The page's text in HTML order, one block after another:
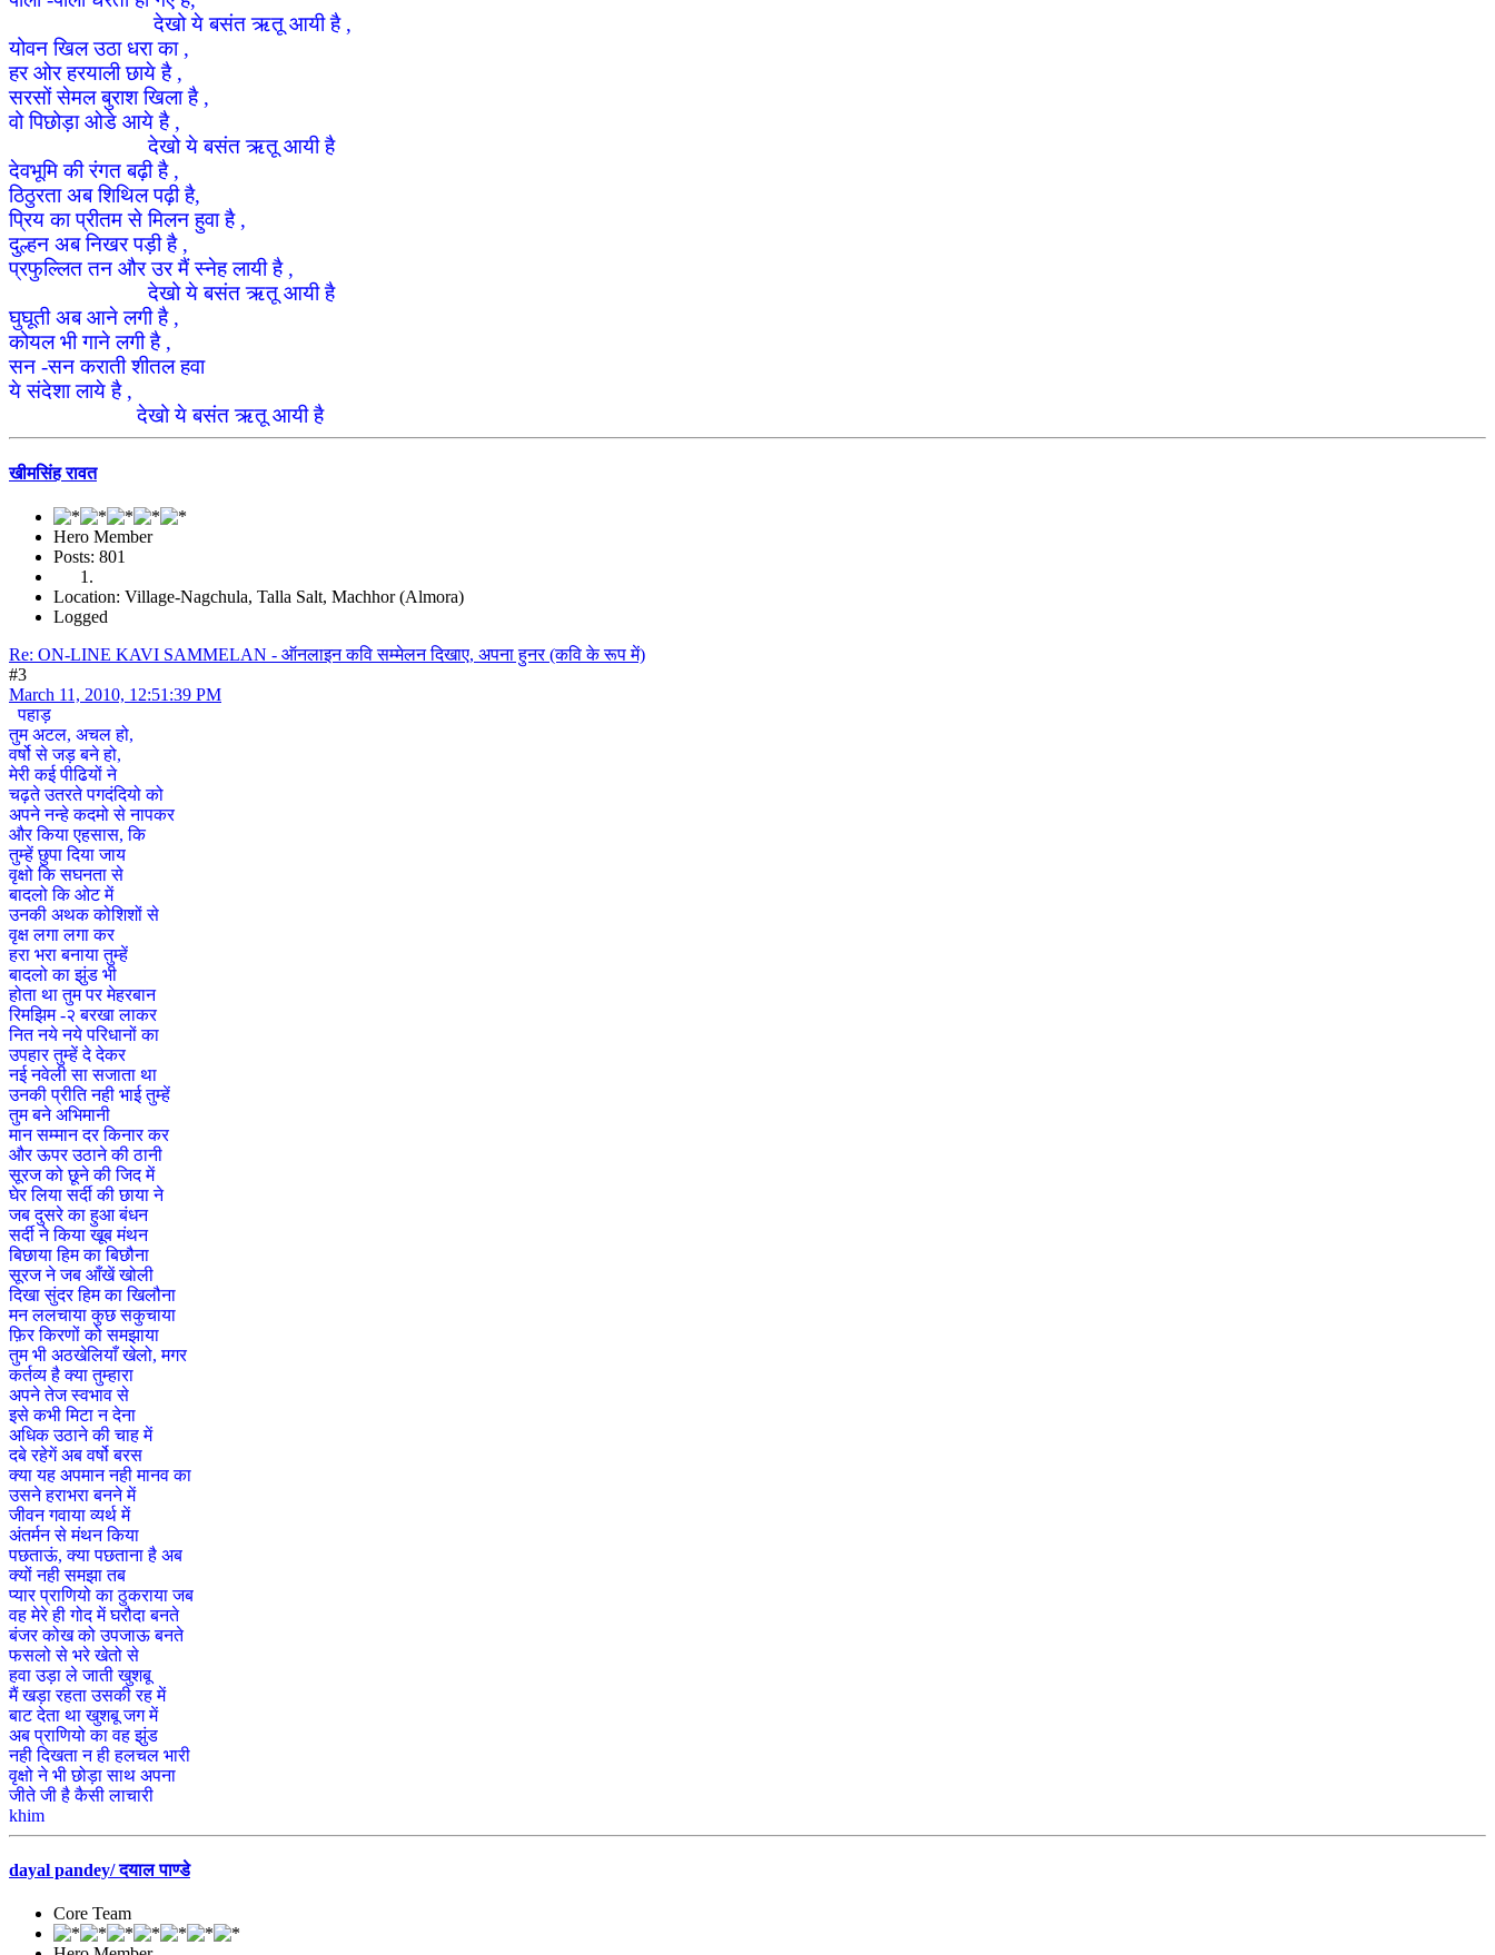
देखो ये बसंत ऋतू आयी है ,
योवन खिल उठा धरा का ,
हर ओर हरयाली छाये है ,
सरसों सेमल बुराश खिला है ,
वो पिछोड़ा ओडे आये है ,
देखो ये बसंत ऋतू आयी है
देवभूमि की रंगत बढ़ी है ,
ठिठुरता अब शिथिल पढ़ी है,
प्रिय का प्रीतम से मिलन हुवा है ,
दुल्हन अब निखर पड़ी है ,
प्रफुल्लित तन और उर मैं स्नेह लायी है ,
देखो ये बसंत ऋतू आयी है
घुघूती अब आने लगी है ,
कोयल भी गाने लगी है ,
सन -सन कराती शीतल हवा
ये संदेशा लाये है ,
देखो ये बसंत ऋतू आयी है
खीमसिंह रावत
Hero Member
Posts: 801
Location: Village-Nagchula, Talla Salt, Machhor (Almora)
Logged
Re: ON-LINE KAVI SAMMELAN - ऑनलाइन कवि सम्मेलन दिखाए, अपना हुनर (कवि के रूप में)
#3
March 11, 2010, 12:51:39 PM
पहाड़
तुम अटल, अचल हो,
वर्षो से जड़ बने हो,
मेरी कई पीढियों ने
चढ़ते उतरते पगदंदियो को
अपने नन्हे कदमो से नापकर
और किया एहसास, कि
तुम्हें छुपा दिया जाय
वृक्षो कि सघनता से
बादलो कि ओट में
उनकी अथक कोशिशों से
वृक्ष लगा लगा कर
हरा भरा बनाया तुम्हें
बादलो का झुंड भी
होता था तुम पर मेहरबान
रिमझिम -२ बरखा लाकर
नित नये नये परिधानों का
उपहार तुम्हें दे देकर
नई नवेली सा सजाता था
उनकी प्रीति नही भाई तुम्हें
तुम बने अभिमानी
मान सम्मान दर किनार कर
और ऊपर उठाने की ठानी
सूरज को छूने की जिद में
घेर लिया सर्दी की छाया ने
जब दुसरे का हुआ बंधन
सर्दी ने किया खूब मंथन
बिछाया हिम का बिछौना
सूरज ने जब आँखें खोली
दिखा सुंदर हिम का खिलौना
मन ललचाया कुछ सकुचाया
फ़िर किरणों को समझाया
तुम भी अठखेलियाँ खेलो, मगर
कर्तव्य है क्या तुम्हारा
अपने तेज स्वभाव से
इसे कभी मिटा न देना
अधिक उठाने की चाह में
दबे रहेगें अब वर्षो बरस
क्या यह अपमान नही मानव का
उसने हराभरा बनने में
जीवन गवाया व्यर्थ में
अंतर्मन से मंथन किया
पछताऊं, क्या पछताना है अब
क्यों नही समझा तब
प्यार प्राणियो का ठुकराया जब
वह मेरे ही गोद में घरौदा बनते
बंजर कोख को उपजाऊ बनते
फसलो से भरे खेतो से
हवा उड़ा ले जाती खुशबू
मैं खड़ा रहता उसकी रह में
बाट देता था खुशबू जग में
अब प्राणियो का वह झुंड
नही दिखता न ही हलचल भारी
वृक्षो ने भी छोड़ा साथ अपना
जीते जी है कैसी लाचारी
khim
dayal pandey/ दयाल पाण्डे
Core Team